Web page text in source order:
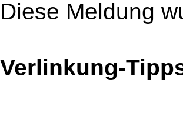
Diese Meldung
Verlinkung-